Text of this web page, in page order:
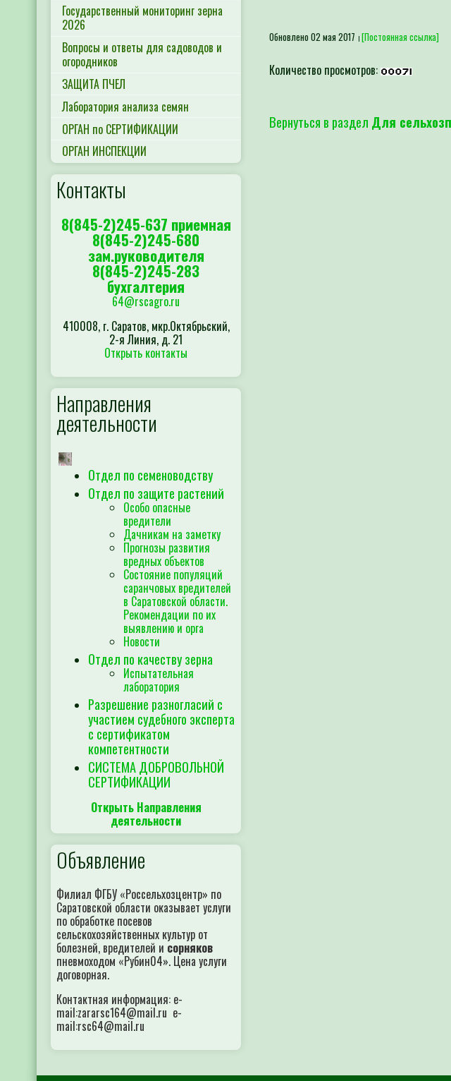
Государственный мониторинг зерна
2026
Вопросы и ответы для садоводов и
огородников
ЗАЩИТА ПЧЕЛ
Лаборатория анализа семян
ОРГАН по СЕРТИФИКАЦИИ
ОРГАН ИНСПЕКЦИИ
Контакты
8(845-2)245-637 приемная
8(845-2)245-680
зам.руководителя
8(845-2)245-283
бухгалтерия
64@rscagro.ru
410008, г. Саратов, мкр.Октябрьский,
2-я Линия, д. 21
Открыть контакты
Направления
деятельности
Отдел по семеноводству
Отдел по защите растений
Особо опасные
вредители
Дачникам на заметку
Прогнозы развития
вредных объектов
Состояние популяций
саранчовых вредителей
в Саратовской области.
Рекомендации по их
выявлению и орга
Новости
Отдел по качеству зерна
Испытательная
лаборатория
Разрешение разногласий с
участием судебного эксперта
с сертификатом
компетентности
СИСТЕМА ДОБРОВОЛЬНОЙ
СЕРТИФИКАЦИИ
Открыть Направления
деятельности
Объявление
Филиал ФГБУ «Россельхозцентр» по
Саратовской области оказывает услуги
по обработке посевов
сельскохозяйственных культур от
болезней, вредителей и сорняков
пневмоходом «Рубин04». Цена услуги
договорная.
Контактная информация: e-
mail:zararsc164@mail.ru e-
mail:rsc64@mail.ru
Обновлено 02 мая 2017 [Постоянная ссылка]
Количество просмотров:
Вернуться в раздел Для